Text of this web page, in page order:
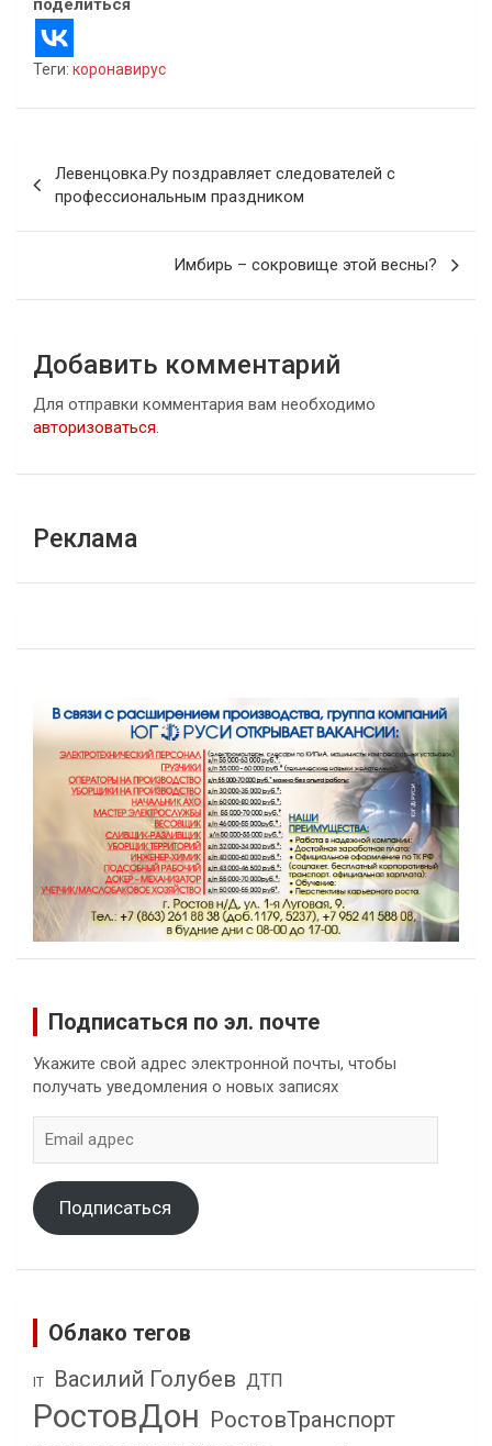
поделиться
Теги: коронавирус
по
записям
Левенцовка.Ру поздравляет следователей с
профессиональным праздником
Имбирь – сокровище этой весны?
Добавить комментарий
Для отправки комментария вам необходимо
авторизоваться.
Реклама
Подписаться по эл. почте
Укажите свой адрес электронной почты, чтобы
получать уведомления о новых записях
адрес
Подписаться
Облако тегов
IT Василий Голубев ДТП
РостовДон РостовТранспорт